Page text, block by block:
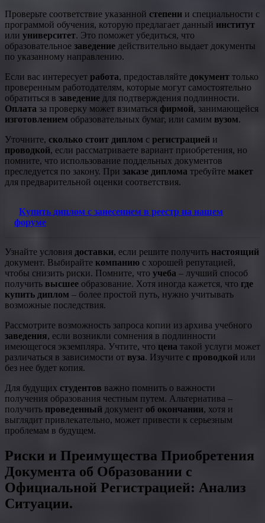
Проверьте соответствие указанной степени и специальности с
программой обучения, которую предлагает данный институт
или университет. Это поможет убедиться, что
образовательное заведение действительно выдает документы
по указанному направлению.
Если вас интересует работа, предоставляйте документ только
проверенным работодателям, которые могут самостоятельно
обратиться в заведение для подтверждения подлинности.
Оплата за проверку может взиматься фирмой, занимающейся
изготовлением образовательных бумаг, или самим вузом.
Уточните, сколько стоит диплом с регистрацией и
проводкой, если рассматриваете вариант приобретения, но
помните, что использование поддельных документов
преследуется по закону. При заказе диплома требуйте макет
для предварительной оценки соответствия.
Купить диплом с занесением в реестр на нашем
форуме
Узнайте условия доставки, если решите получить настоящий
документ. Выбирайте компанию с хорошей репутацией,
чтобы снизить риски. Помните, что учеба – лучший способ
получить высшее образование. Хотя иногда кажется, что где
купить диплом – более простой путь, нужно учитывать
возможные последствия.
Рассмотрите возможность запроса копии из архива учебного
заведения, если возникли сомнения в подлинности
имеющегося экземпляра. Учтите, что цена такой услуги может
различаться в зависимости от вуза. Изучите с проводкой или
без нее будет копия.
Для будущих студентов важно помнить о важности
получения образования честным путем. Альтернатива –
получить проведенный документ об окончании, хотя и
выглядит привлекательно, может привести к серьезным
проблемам в будущем.
Риски и Преимущества Приобретения
Документа об Образовании с
Официальной Регистрацией: Анализ
Ситуации.